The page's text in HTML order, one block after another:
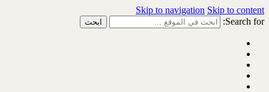
Skip to navigation Skip to content
Search for: